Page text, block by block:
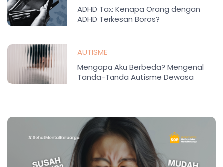
ADHD Tax: Kenapa Orang dengan
ADHD Terkesan Boros?
AUTISME
Mengapa Aku Berbeda? Mengenal
Tanda-Tanda Autisme Dewasa